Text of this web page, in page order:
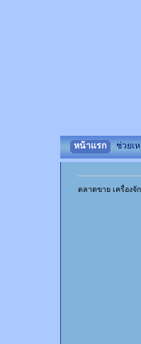
หน้าแรก ช่วยเ
ตลาดขาย เครื่อง